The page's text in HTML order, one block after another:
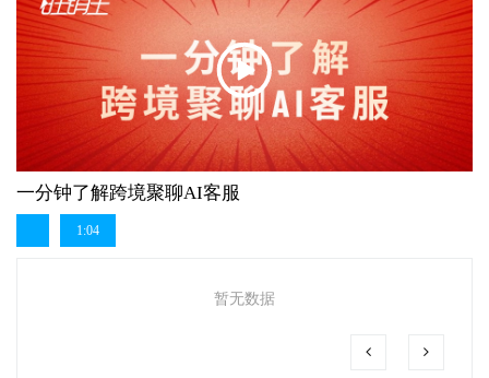
一分钟了解跨境聚聊AI客服
1:04
暂无数据